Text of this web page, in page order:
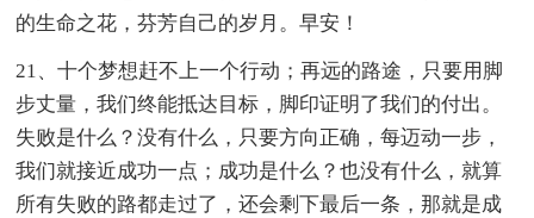
的生命之花，芬芳自己的岁月。早安！
21、十个梦想赶不上一个行动；再远的路途，只要用脚
步丈量，我们终能抵达目标，脚印证明了我们的付出。
失败是什么？没有什么，只要方向正确，每迈动一步，
我们就接近成功一点；成功是什么？也没有什么，就算
所有失败的路都走过了，还会剩下最后一条，那就是成